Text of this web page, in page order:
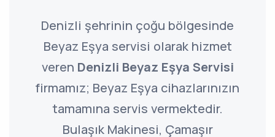
Denizli şehrinin çoğu bölgesinde
Beyaz Eşya servisi olarak hizmet
veren Denizli Beyaz Eşya Servisi
firmamız; Beyaz Eşya cihazlarınızın
tamamına servis vermektedir.
Bulaşık Makinesi, Çamaşır